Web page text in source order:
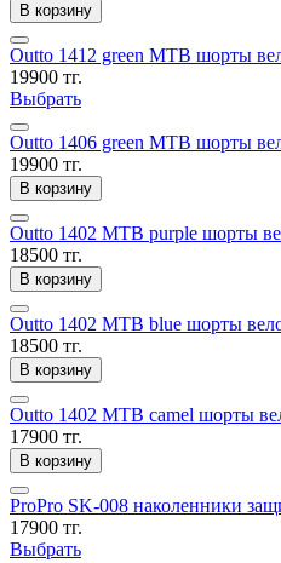
В корзину
Outto 1412 green MTB шорты
19900 тг.
Выбрать
Outto 1406 green MTB шорты
19900 тг.
В корзину
Outto 1402 MTB purple шорты
18500 тг.
В корзину
Outto 1402 MTB blue шорты
18500 тг.
В корзину
Outto 1402 MTB camel шорты
17900 тг.
В корзину
ProPro SK-008 наколенники
17900 тг.
Выбрать